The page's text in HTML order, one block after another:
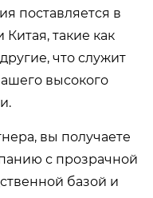
поставляется в
такие как
что служит
высокого
вы получаете
с прозрачной
базой и